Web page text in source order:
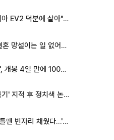
'굿 윌 헌팅' 배우 "기아 EV2 덕분에 살아"…교통사고 후 안전성 극찬
李대통령 “청년이 결혼 망설이는 일 없어야...제도상 불이익 조사”
놀란 감독 '오디세이', 개봉 4일 만에 100만 돌파⋯'왕사남' 보다 빠르다
김희철, '뒤집힌 태극기' 지적 후 정치색 논란…"좌우 떠나 우리나라 국기"
'불명' 문세윤, 故 터틀맨 빈자리 채웠다…'거북이' 눈물의 최종 우승